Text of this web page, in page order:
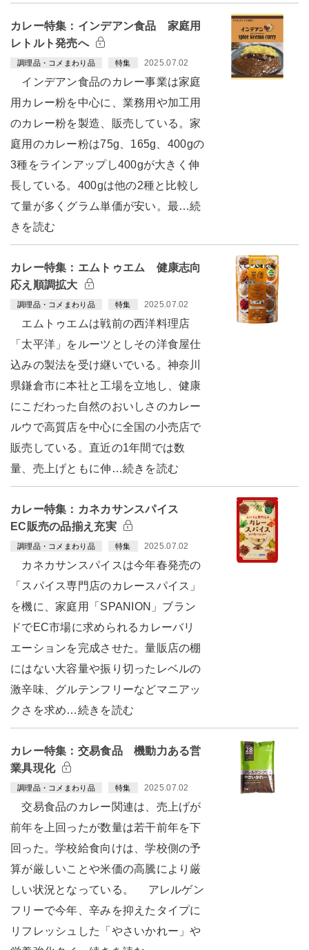
カレー特集：インデアン食品 家庭用
レトルト発売へ
調理品・コメまわり品 特集 2025.07.02
インデアン食品のカレー事業は家庭
用カレー粉を中心に、業務用や加工用
のカレー粉を製造、販売している。家
庭用のカレー粉は75g、165g、400gの
3種をラインアップし400gが大きく伸
長している。400gは他の2種と比較し
て量が多くグラム単価が安い。最…続
きを読む
カレー特集：エムトゥエム 健康志向
応え順調拡大
調理品・コメまわり品 特集 2025.07.02
エムトゥエムは戦前の西洋料理店
「太平洋」をルーツとしその洋食屋仕
込みの製法を受け継いでいる。神奈川
県鎌倉市に本社と工場を立地し、健康
にこだわった自然のおいしさのカレー
ルウで高質店を中心に全国の小売店で
販売している。直近の1年間では数
量、売上げともに伸…続きを読む
カレー特集：カネカサンスパイス
EC販売の品揃え充実
調理品・コメまわり品 特集 2025.07.02
カネカサンスパイスは今年春発売の
「スパイス専門店のカレースパイス」
を機に、家庭用「SPANION」ブラン
ドでEC市場に求められるカレーバリ
エーションを完成させた。量販店の棚
にはない大容量や振り切ったレベルの
激辛味、グルテンフリーなどマニアッ
クさを求め…続きを読む
カレー特集：交易食品 機動力ある営
業具現化
調理品・コメまわり品 特集 2025.07.02
交易食品のカレー関連は、売上げが
前年を上回ったが数量は若干前年を下
回った。学校給食向けは、学校側の予
算が厳しいことや米価の高騰により厳
しい状況となっている。 アレルゲン
フリーで今年、辛みを抑えたタイプに
リフレッシュした「やさいかれー」や